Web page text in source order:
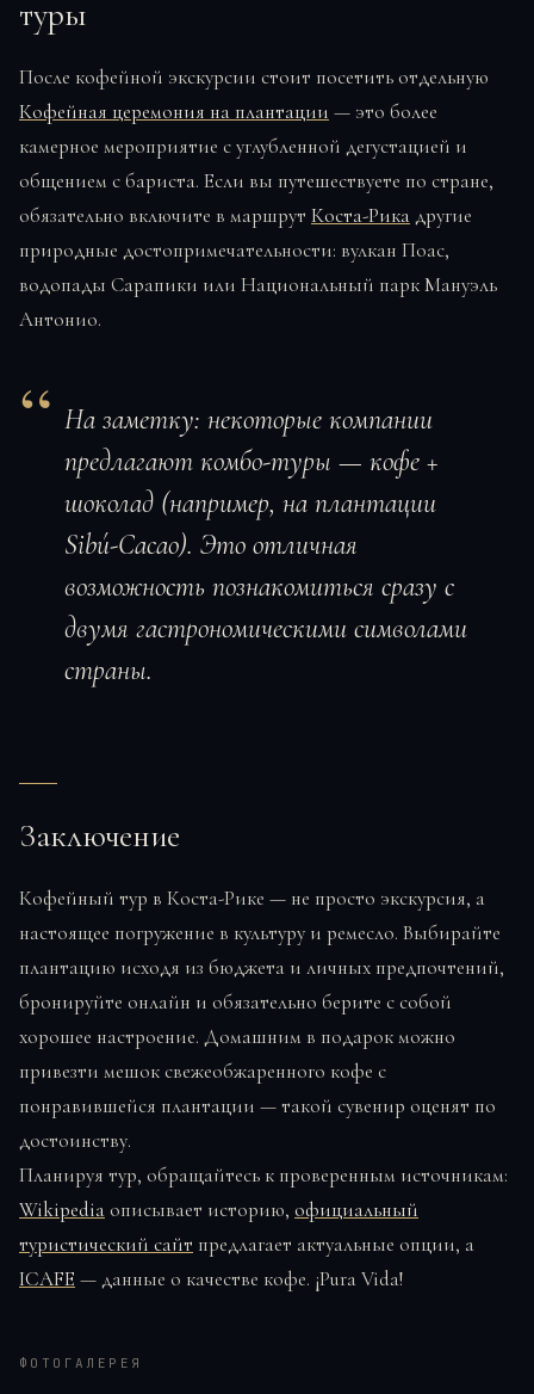
туры
После кофейной экскурсии стоит посетить отдельную
Кофейная церемония на плантации — это более
камерное мероприятие с углубленной дегустацией и
общением с бариста. Если вы путешествуете по стране,
обязательно включите в маршрут Коста-Рика другие
природные достопримечательности: вулкан Поас,
водопады Сарапики или Национальный парк Мануэль
Антонио.
На заметку: некоторые компании
предлагают комбо-туры — кофе +
шоколад (например, на плантации
Sibú-Cacao). Это отличная
возможность познакомиться сразу с
двумя гастрономическими символами
страны.
Заключение
Кофейный тур в Коста-Рике — не просто экскурсия, а
настоящее погружение в культуру и ремесло. Выбирайте
плантацию исходя из бюджета и личных предпочтений,
бронируйте онлайн и обязательно берите с собой
хорошее настроение. Домашним в подарок можно
привезти мешок свежеобжаренного кофе с
понравившейся плантации — такой сувенир оценят по
достоинству.
Планируя тур, обращайтесь к проверенным источникам:
Wikipediaописывает историю, официальный
туристический сайт предлагает актуальные опции, а
ICAFE — данные о качестве кофе. ¡Pura Vida!
ФОТОГАЛЕРЕЯ